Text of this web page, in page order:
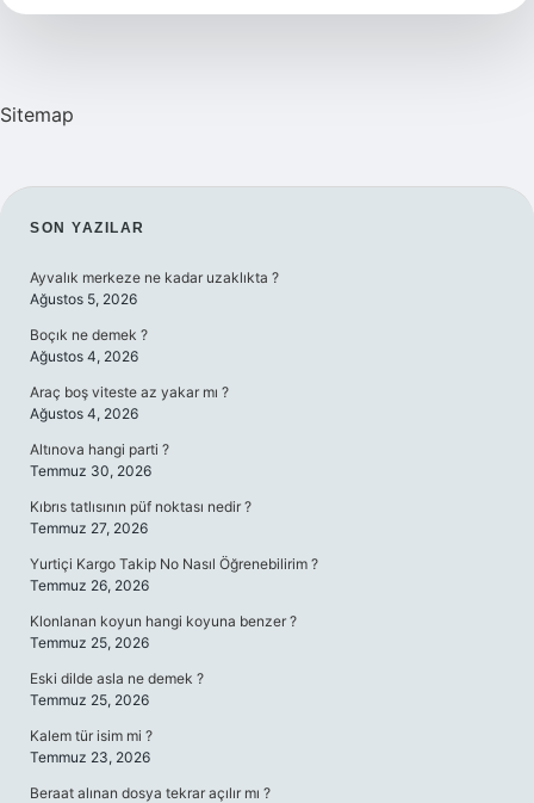
Sitemap
SIDEBAR
SON YAZILAR
Ayvalık merkeze ne kadar uzaklıkta ?
Ağustos 5, 2026
Boçık ne demek ?
Ağustos 4, 2026
Araç boş viteste az yakar mı ?
Ağustos 4, 2026
Altınova hangi parti ?
Temmuz 30, 2026
Kıbrıs tatlısının püf noktası nedir ?
Temmuz 27, 2026
Yurtiçi Kargo Takip No Nasıl Öğrenebilirim ?
Temmuz 26, 2026
Klonlanan koyun hangi koyuna benzer ?
Temmuz 25, 2026
Eski dilde asla ne demek ?
Temmuz 25, 2026
Kalem tür isim mi ?
Temmuz 23, 2026
Beraat alınan dosya tekrar açılır mı ?